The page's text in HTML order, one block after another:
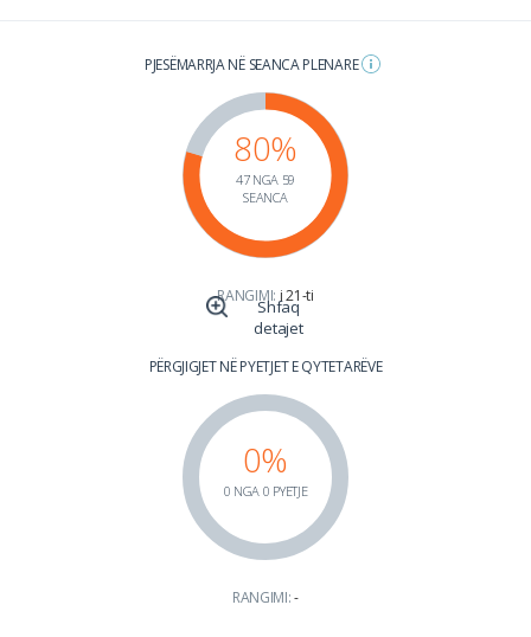
PJESËMARRJA NË SEANCA PLENARE
80%
47 NGA 59
SEANCA
RANGIMI: i 21-ti
Shfaq
detajet
PËRGJIGJET NË PYETJET E QYTETARËVE
0%
0 NGA 0 PYETJE
RANGIMI:-